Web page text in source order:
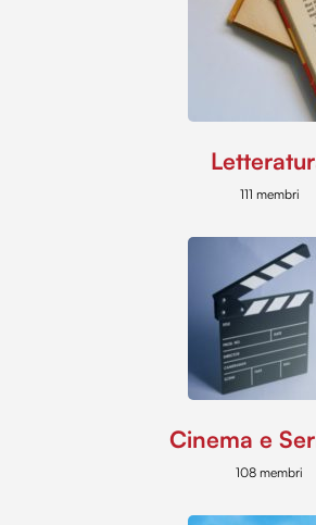
111 membri
Cinema e
108 membri